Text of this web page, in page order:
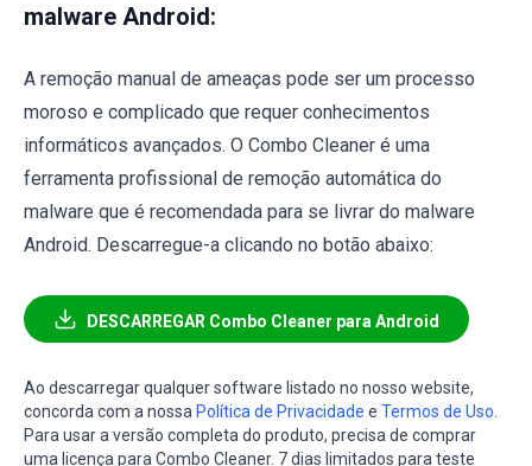
malware Android:
A remoção manual de ameaças pode ser um processo
moroso e complicado que requer conhecimentos
informáticos avançados. O Combo Cleaner é uma
ferramenta profissional de remoção automática do
malware que é recomendada para se livrar do malware
Android. Descarregue-a clicando no botão abaixo:
DESCARREGAR Combo Cleaner para Android
Ao descarregar qualquer software listado no nosso website,
concorda com a nossa Política de Privacidade e Termos de Uso.
Para usar a versão completa do produto, precisa de comprar
uma licença para Combo Cleaner. 7 dias limitados para teste